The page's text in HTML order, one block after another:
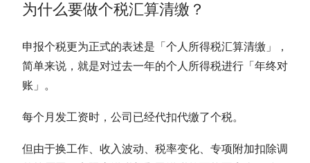
为什么要做个税汇算清缴？
申报个税更为正式的表述是「个人所得税汇算清缴」，
简单来说，就是对过去一年的个人所得税进行「年终对
账」。
每个月发工资时，公司已经代扣代缴了个税。
但由于换工作、收入波动、税率变化、专项附加扣除调